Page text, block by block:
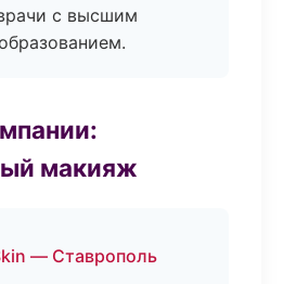
с высшим
макияж
— Ставрополь